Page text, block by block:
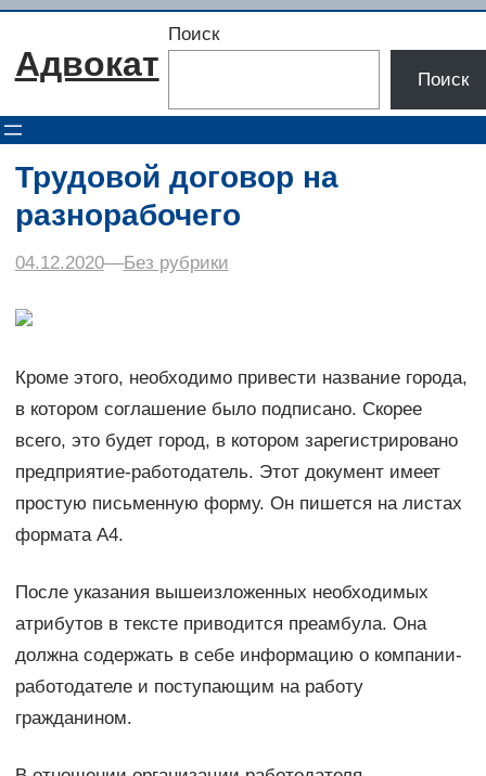
Перейти
содержимому
Адвокат
Поиск
Поиск
Трудовой договор на
разнорабочего
04.12.2020––Без рубрики
Кроме этого, необходимо привести название города,
в котором соглашение было подписано. Скорее
всего, это будет город, в котором зарегистрировано
предприятие-работодатель. Этот документ имеет
простую письменную форму. Он пишется на листах
формата А4.
После указания вышеизложенных необходимых
атрибутов в тексте приводится преамбула. Она
должна содержать в себе информацию о компании-
работодателе и поступающим на работу
гражданином.